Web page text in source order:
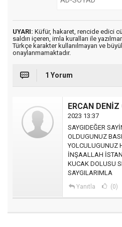
UYARI: Küfür, hakaret, rencide edici
saldırı içeren, imla kuralları ile
Türkçe karakter kullanılmayan ve
onaylanmamaktadır.
1 Yorum
ERCAN
2023 13:37
SAYGIDEĞER
OLDUGUNUZ
YOLCULUGUNUZ
İNŞAALLAH
KUCAK DOLUSU
SAYGILARIMLA
Yanıtla (0)